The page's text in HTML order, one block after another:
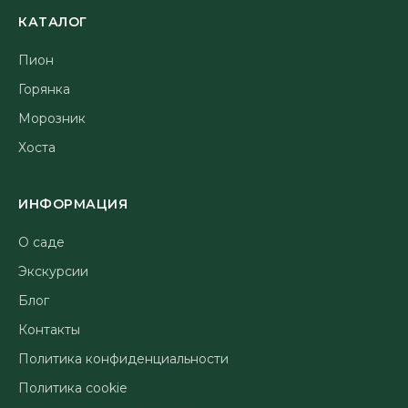
КАТАЛОГ
Пион
Горянка
Морозник
Хоста
ИНФОРМАЦИЯ
О саде
Экскурсии
Блог
Контакты
Политика конфиденциальности
Политика cookie